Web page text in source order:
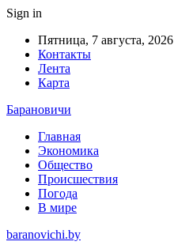
Sign in
Пятница, 7 августа, 2026
Контакты
Лента
Карта
Барановичи
Главная
Экономика
Общество
Происшествия
Погода
В мире
baranovichi.by